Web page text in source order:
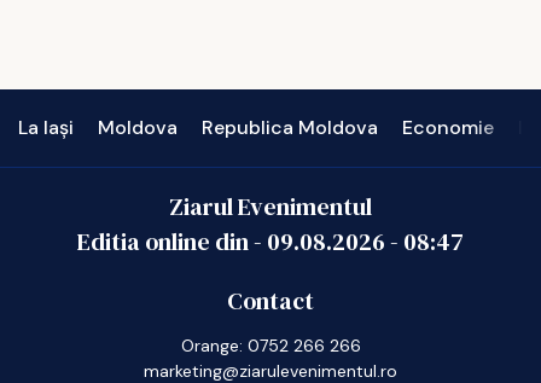
La Iași Moldova Republica Moldova Economie
Ziarul Evenimentul
Editia online din - 09.08.2026- 08:47
Contact
Orange: 0752 266 266
marketing@ziarulevenimentul.ro